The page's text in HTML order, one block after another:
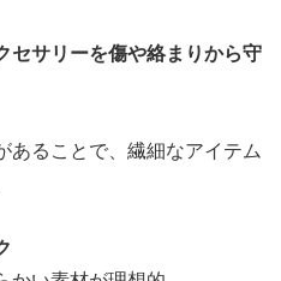
セサリーを傷や絡まりから守
あることで、繊細なアイテム